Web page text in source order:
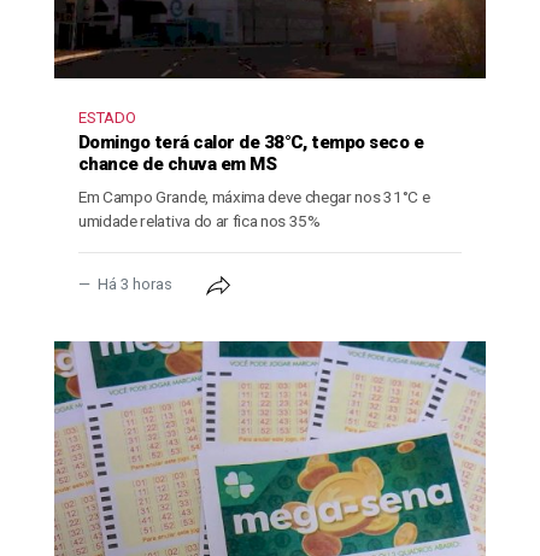
ESTADO
Domingo terá calor de 38°C, tempo seco e
chance de chuva em MS
Em Campo Grande, máxima deve chegar nos 31°C e
umidade relativa do ar fica nos 35%
Há 3 horas